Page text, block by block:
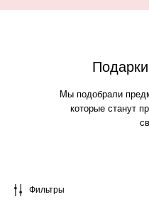
Мы подобрали
которые станут
Фильтры